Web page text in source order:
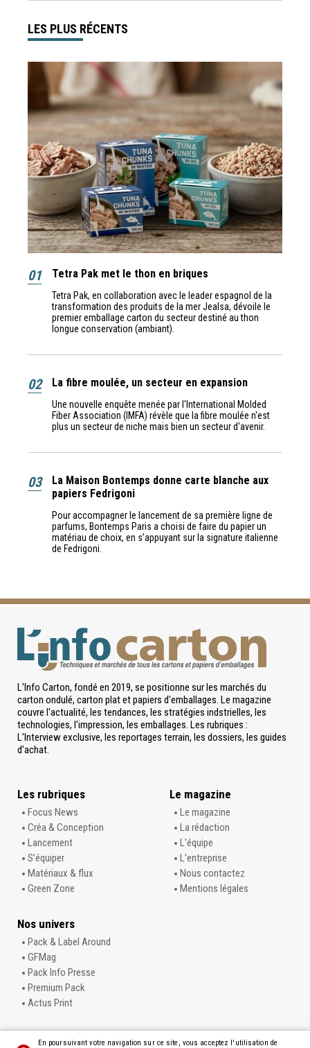
LES PLUS RÉCENTS
01 Tetra Pak met le thon en briques
Tetra Pak, en collaboration avec le leader espagnol de la
transformation des produits de la mer Jealsa, dévoile le
premier emballage carton du secteur destiné au thon
longue conservation (ambiant).
02 La fibre moulée, un secteur en expansion
Une nouvelle enquête menée par l'International Molded
Fiber Association (IMFA) révèle que la fibre moulée n'est
plus un secteur de niche mais bien un secteur d'avenir.
03
La Maison Bontemps donne carte blanche aux
papiers Fedrigoni
Pour accompagner le lancement de sa première ligne de
parfums, Bontemps Paris a choisi de faire du papier un
matériau de choix, en s’appuyant sur la signature italienne
de Fedrigoni.
L'Info Carton, fondé en 2019, se positionne sur les marchés du
carton ondulé, carton plat et papiers d'emballages. Le magazine
couvre l'actualité, les tendances, les stratégies indstrielles, les
technologies, l'impression, les emballages. Les rubriques :
L'Interview exclusive, les reportages terrain, les dossiers, les guides
d'achat.
Les rubriques
Focus News
Créa & Conception
Lancement
S’équiper
Matériaux & flux
Green Zone
Le magazine
Le magazine
La rédaction
L'équipe
L'entreprise
Nous contactez
Mentions légales
Nos univers
Pack & Label Around
GFMag
Pack Info Presse
Premium Pack
Actus Print
En poursuivant votre navigation sur ce site, vous acceptez l'utilisation de